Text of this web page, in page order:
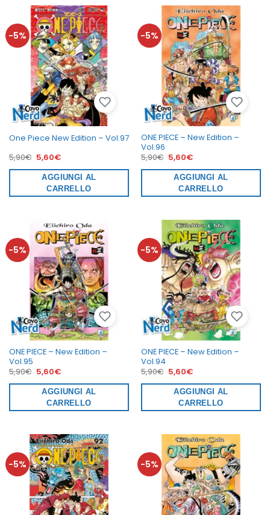
-5%
One Piece New Edition – Vol.97
5,90€ Il
prezzo
originale
era:
5,90€.
5,60€Il
attuale
è:
5,60€.
AGGIUNGI AL
CARRELLO
-5%
ONE PIECE – New Edition –
Vol.96
5,90€ Il
prezzo
originale
era:
5,90€.
5,60€Il
attuale
è:
5,60€.
AGGIUNGI AL
CARRELLO
-5%
ONE PIECE – New Edition –
Vol.95
5,90€ Il
prezzo
originale
era:
5,90€.
5,60€Il
attuale
è:
5,60€.
AGGIUNGI AL
CARRELLO
-5%
ONE PIECE – New Edition –
Vol.94
5,90€ Il
prezzo
originale
era:
5,90€.
5,60€Il
attuale
è:
5,60€.
AGGIUNGI AL
CARRELLO
-5% -5%